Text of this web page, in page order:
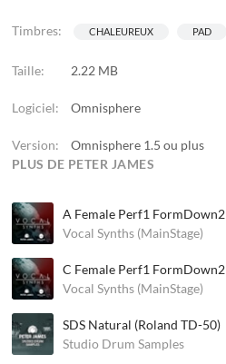
Timbres: CHALEUREUX PAD
Taille: 2.22 MB
Logiciel: Omnisphere
Version:
Omnisphere 1.5 ou plus
PLUS DE PETER JAMES
A Female Perf1 FormDown2
Vocal Synths (MainStage)
C Female Perf1 FormDown2
Vocal Synths (MainStage)
SDS Natural (Roland TD-50)
Studio Drum Samples